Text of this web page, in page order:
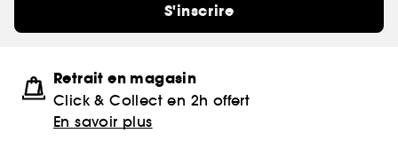
S'inscrire
Retrait en magasin
Click & Collect en 2h offert
En savoir plus